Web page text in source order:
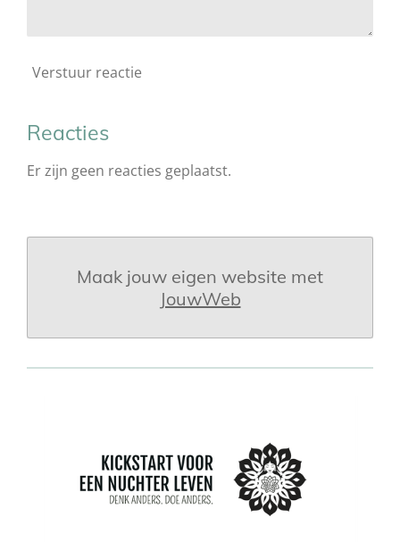
Verstuur reactie
Reacties
Er zijn geen reacties geplaatst.
Maak jouw eigen website met
JouwWeb